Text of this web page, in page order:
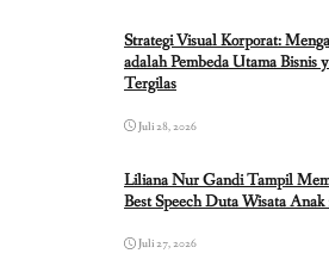
Strategi Visual Korporat:
adalah Pembeda Utama Bisnis
Tergilas
Juli 28, 2026
Liliana Nur Gandi Tampil
Best Speech Duta Wisata
Juli 27, 2026